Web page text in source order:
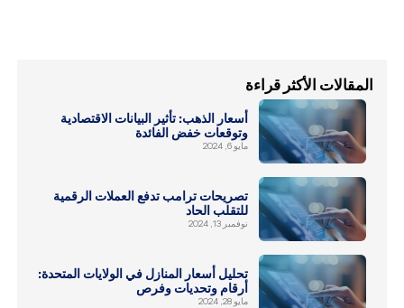
المقالات الأكثر قراءة
أسعار الذهب: تأثير البيانات الاقتصادية
وتوقعات خفض الفائدة
مايو 6, 2024
تصريحات ترامب تدفع العملات الرقمية
للتقلب الحاد
نوفمبر 13, 2024
تحليل أسعار المنازل في الولايات المتحدة:
أرقام وتحديات وفرص
مايو 28, 2024